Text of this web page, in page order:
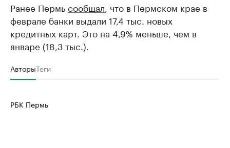
Ранее Пермьсообщал , что в Пермском крае в
феврале банки выдали 17,4 тыс. новых
кредитных карт. Это на 4,9% меньше, чем в
январе (18,3 тыс.).
АвторыТеги
РБК Пермь